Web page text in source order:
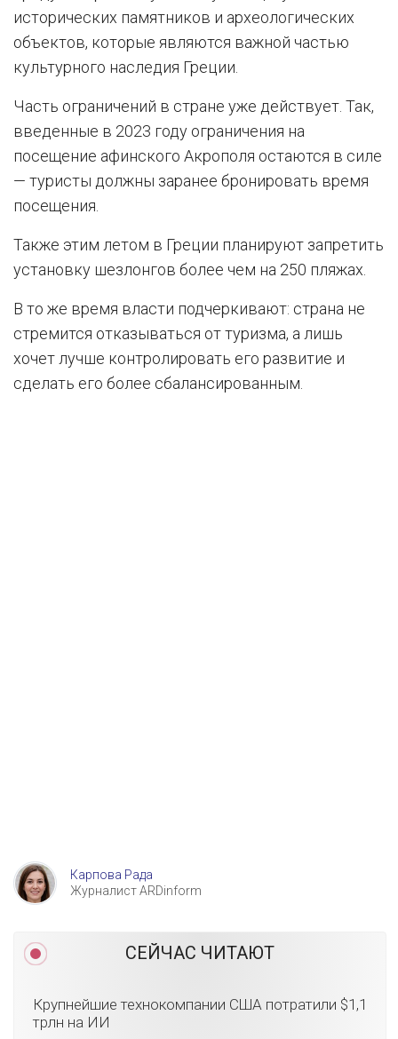
исторических памятников и археологических
объектов, которые являются важной частью
культурного наследия Греции.
Часть ограничений в стране уже действует. Так,
введенные в 2023 году ограничения на
посещение афинского Акрополя остаются в силе
— туристы должны заранее бронировать время
посещения.
Также этим летом в Греции планируют запретить
установку шезлонгов более чем на 250 пляжах.
В то же время власти подчеркивают: страна не
стремится отказываться от туризма, а лишь
хочет лучше контролировать его развитие и
сделать его более сбалансированным.
Карпова Рада
Журналист ARDinform
СЕЙЧАС ЧИТАЮТ
Крупнейшие технокомпании США потратили $1,1
трлн на ИИ